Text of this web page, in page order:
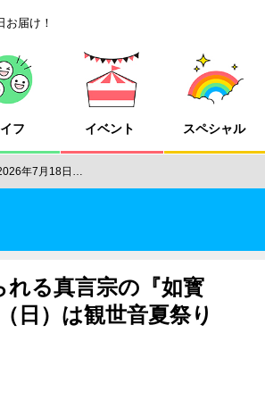
届け！
フ イベント スペシャル
年7月18日…
れる真言宗の『如寳
日）は観世音夏祭り